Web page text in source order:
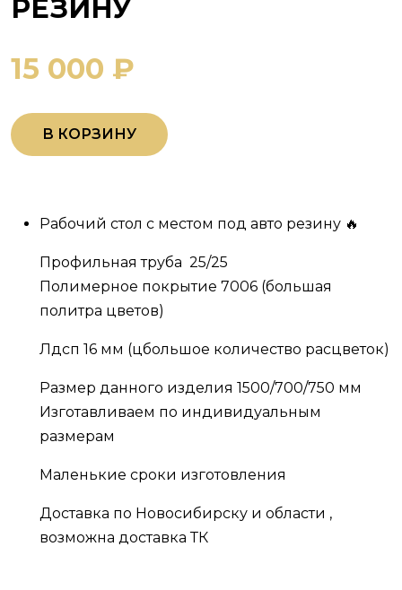
РЕЗИНУ
15 000 ₽
В КОРЗИНУ
Рабочий стол с местом под авто резину 🔥
Профильная труба 25/25
Полимерное покрытие 7006 (большая
политра цветов)
Лдсп 16 мм (цбольшое количество расцветок)
Размер данного изделия 1500/700/750 мм
Изготавливаем по индивидуальным
размерам
Маленькие сроки изготовления
Доставка по Новосибирску и области ,
возможна доставка ТК